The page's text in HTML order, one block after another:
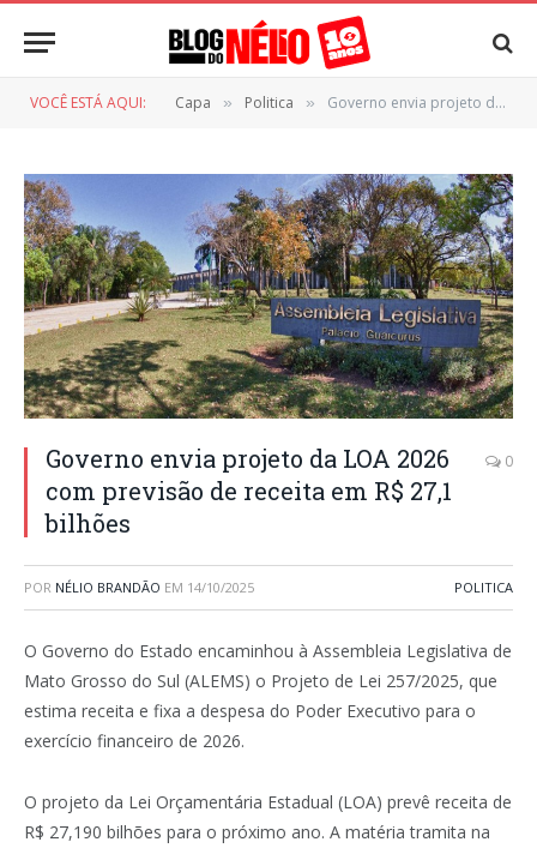
VOCÊ ESTÁ AQUI: Capa » Politica » Governo envia projeto da LOA 2026 com previsão de receita em R$ 27,1 bilhões
Governo envia projeto da LOA 2026
com previsão de receita em R$ 27,1
bilhões
0
POR NÉLIO BRANDÃO EM 14/10/2025 POLITICA
O Governo do Estado encaminhou à Assembleia Legislativa de
Mato Grosso do Sul (ALEMS) o Projeto de Lei 257/2025, que
estima receita e fixa a despesa do Poder Executivo para o
exercício financeiro de 2026.
O projeto da Lei Orçamentária Estadual (LOA) prevê receita de
R$ 27,190 bilhões para o próximo ano. A matéria tramita na